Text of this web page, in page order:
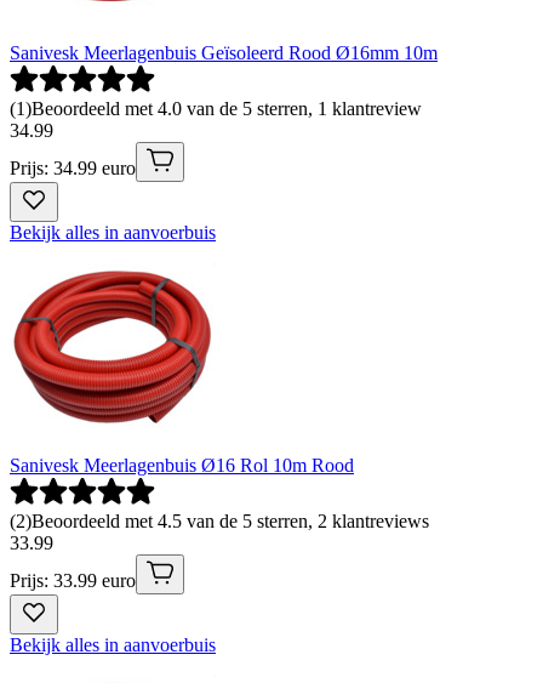
Sanivesk Meerlagenbuis Geïsoleerd Rood Ø16mm 10m
(1)Beoordeeld met 4.0 van de 5 sterren, 1 klantreview
34.99
Prijs: 34.99 euro
Bekijk alles in aanvoerbuis
Sanivesk Meerlagenbuis Ø16 Rol 10m Rood
(2)Beoordeeld met 4.5 van de 5 sterren, 2 klantreviews
33.99
Prijs: 33.99 euro
Bekijk alles in aanvoerbuis